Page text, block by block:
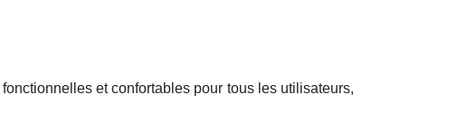
et confortables pour tous les utilisateurs,